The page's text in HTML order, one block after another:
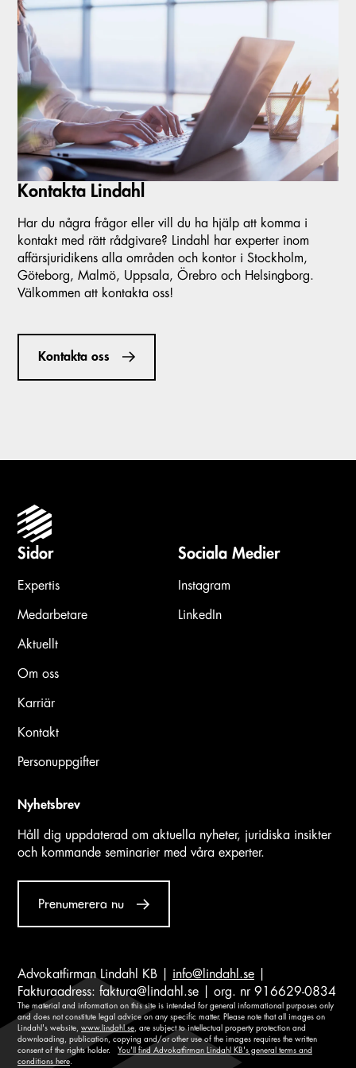
Kontakta Lindahl
Har du några frågor eller vill du ha hjälp att komma i
kontakt med rätt rådgivare? Lindahl har experter inom
affärsjuridikens alla områden och kontor i Stockholm,
Göteborg, Malmö, Uppsala, Örebro och Helsingborg.
Välkommen att kontakta oss!
Kontakta oss
Sidor
Expertis
Medarbetare
Aktuellt
Om oss
Karriär
Kontakt
Personuppgifter
Sociala Medier
Instagram
LinkedIn
Nyhetsbrev
Håll dig uppdaterad om aktuella nyheter, juridiska insikter
och kommande seminarier med våra experter.
Prenumerera nu
Advokatfirman Lindahl KB | info@lindahl.se
Fakturaadress: faktura@lindahl.se | org. nr 916629-0834
The material and information on this site is intended for general informational purposes only
and does not constitute legal advice on any specific matter. Please note that all images on
Lindahl's website, www.lindahl.se, are subject to intellectual property protection and
downloading, publication, copying and/or other use of the images requires the written
consent of the rights holder. You'll find Advokatfirman Lindahl KB's general terms and
conditions here.